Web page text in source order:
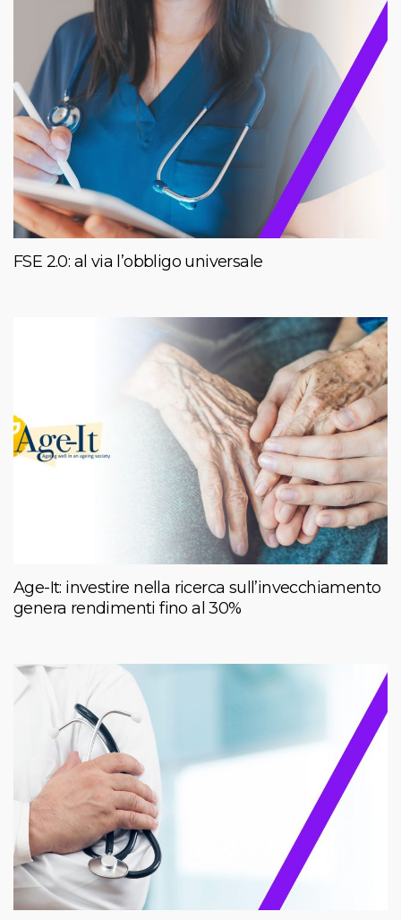
FSE 2.0: al via l’obbligo universale
Age-It: investire nella ricerca sull’invecchiamento
genera rendimenti fino al 30%